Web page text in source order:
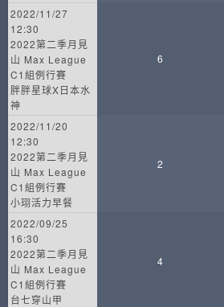
2022/11/27
12:30
2022第二季月見
山 Max League
C1組例行賽
胖胖星球X日本水
神
6
2022/11/20
12:30
2022第二季月見
山 Max League
C1組例行賽
小珝活力早餐
2
2022/09/25
16:30
2022第二季月見
山 Max League
C1組例行賽
台七穿山甲
4